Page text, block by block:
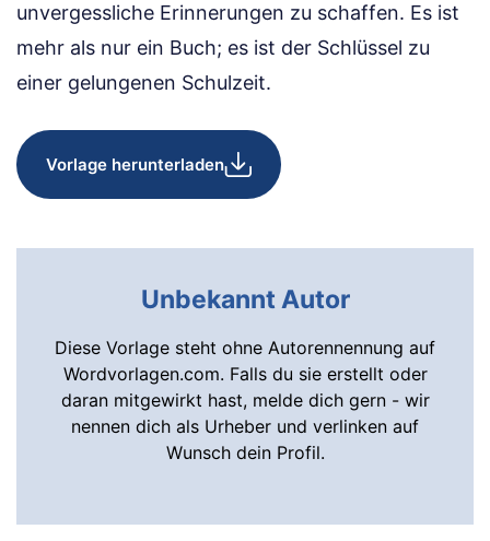
unvergessliche Erinnerungen zu schaffen. Es ist
mehr als nur ein Buch; es ist der Schlüssel zu
einer gelungenen Schulzeit.
Vorlage herunterladen
Unbekannt Autor
Diese Vorlage steht ohne Autorennennung auf
Wordvorlagen.com. Falls du sie erstellt oder
daran mitgewirkt hast, melde dich gern - wir
nennen dich als Urheber und verlinken auf
Wunsch dein Profil.